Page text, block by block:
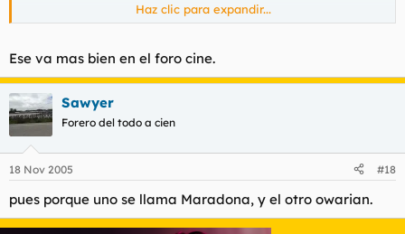
Es que en Inglaterra no jugaba Vinnie Jones....
Haz clic para expandir...
Ese va mas bien en el foro cine.
Sawyer
Forero del todo a cien
18 Nov 2005 #18
pues porque uno se llama Maradona, y el otro owarian.